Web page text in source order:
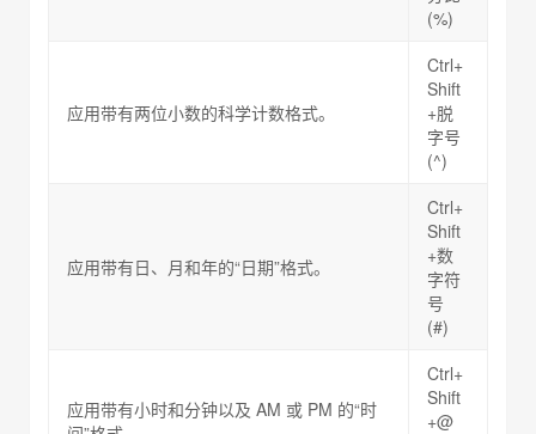
(%)
应用带有两位小数的科学计数格式。
Ctrl+
Shift
+脱
字号
(^)
应用带有日、月和年的“日期”格式。
Ctrl+
Shift
+数
字符
号
(#)
应用带有小时和分钟以及 AM 或 PM 的“时
Ctrl+
Shift
+@